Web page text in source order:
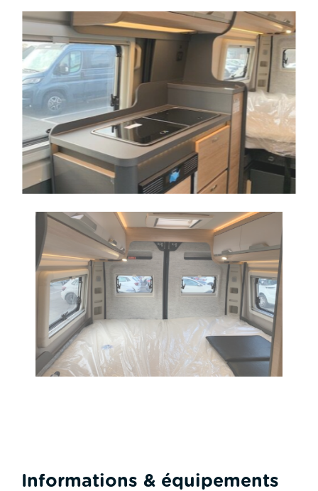
Informations & équipements